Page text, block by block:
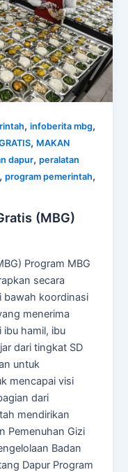
,infoberita mbg,
, MAKAN
dapur,peralatan
,program pemerintah,
(MBG)
Program MBG
secara
bawah koordinasi
menerima
ibu hamil, ibu
dari tingkat SD
untuk
mencapai visi
dari
mendirikan
Pemenuhan Gizi
Badan
Dapur Program